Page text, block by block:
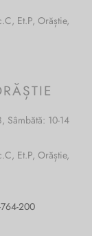
Et.P, Orăștie,
Sâmbătă: 10-14
Et.P, Orăștie,
200